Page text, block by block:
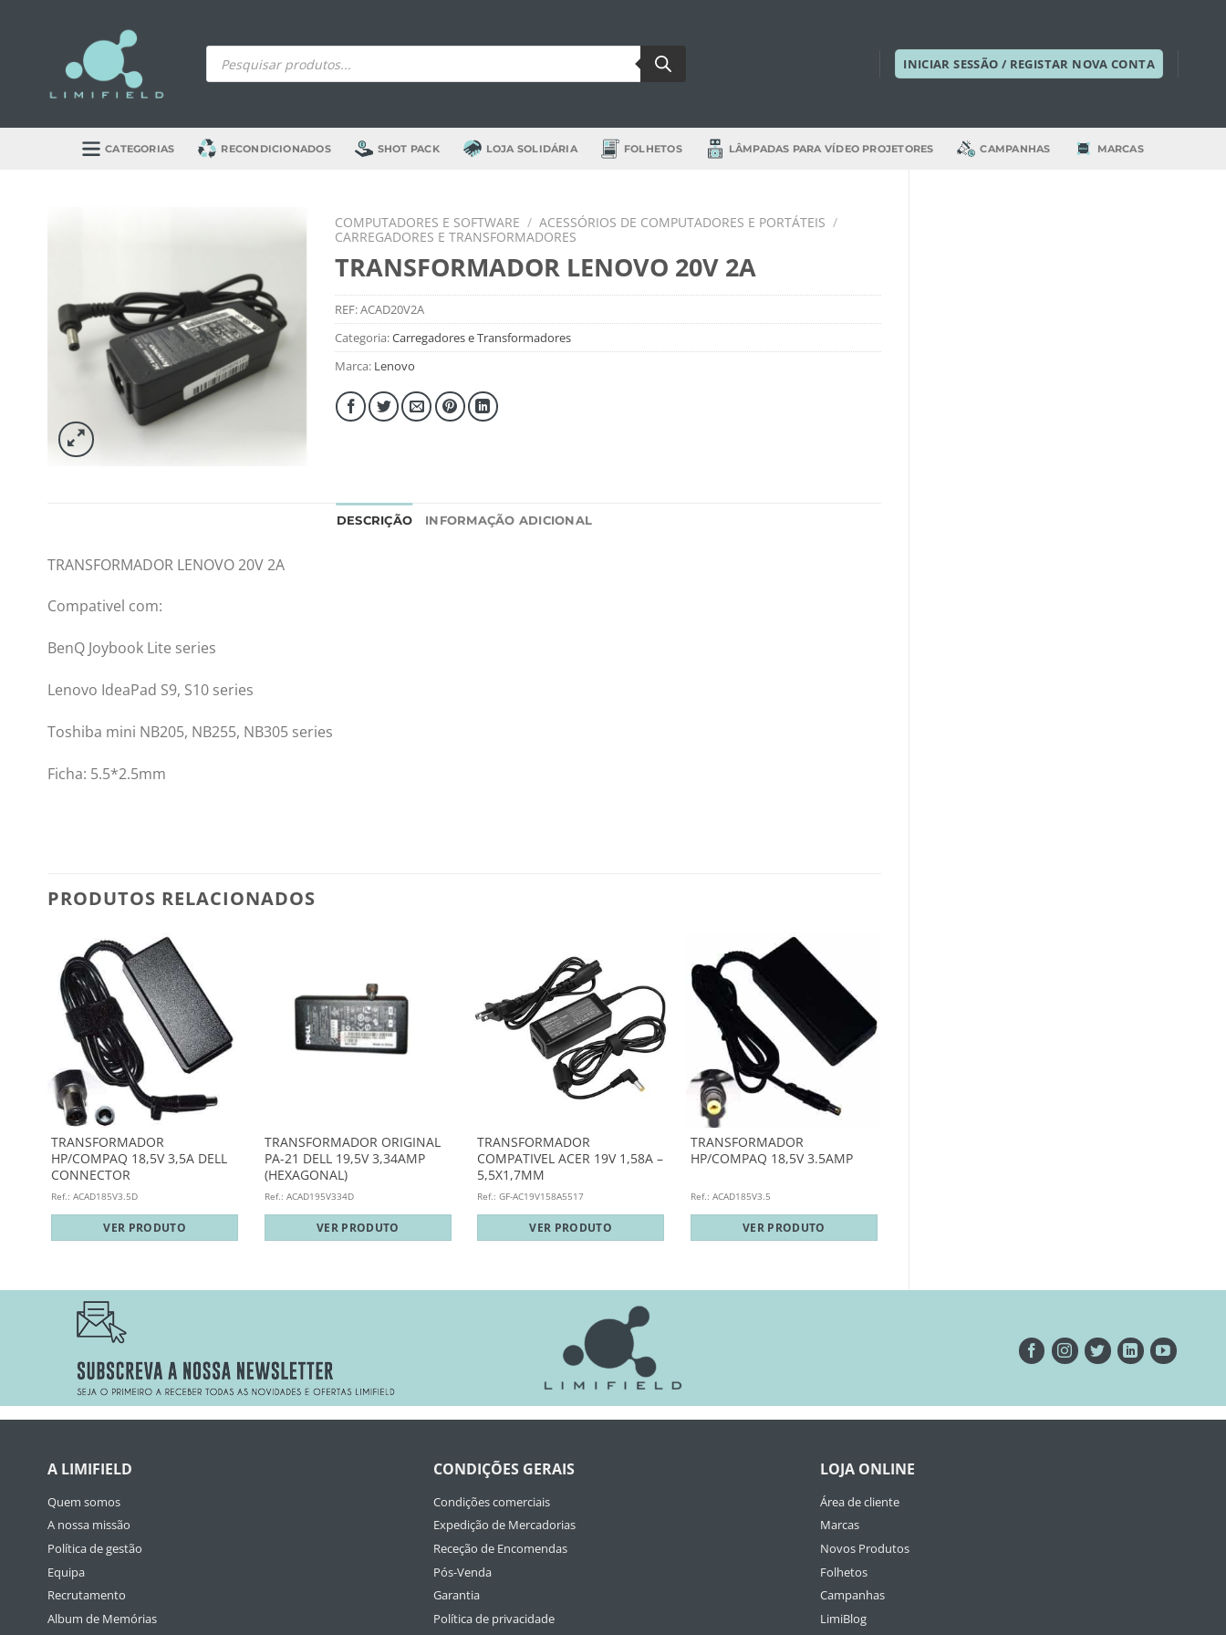
Products
search INICIAR SESSÃO / REGISTAR NOVA CONTA
CATEGORIAS RECONDICIONADOS SHOT PACK LOJA SOLIDÁRIA FOLHETOS LÂMPADAS PARA VÍDEO PROJETORES CAMPANHAS MARCAS
COMPUTADORES E SOFTWARE / ACESSÓRIOS DE COMPUTADORES E PORTÁTEIS /
CARREGADORES E TRANSFORMADORES
TRANSFORMADOR LENOVO 20V 2A
REF:ACAD20V2A
Categoria:Carregadores e Transformadores
Marca: Lenovo
DESCRIÇÃO INFORMAÇÃO ADICIONAL
TRANSFORMADOR LENOVO 20V 2A
Compativel com:
BenQ Joybook Lite series
Lenovo IdeaPad S9, S10 series
Toshiba mini NB205, NB255, NB305 series
Ficha: 5.5*2.5mm
PRODUTOS RELACIONADOS
TRANSFORMADOR
HP/COMPAQ 18,5V 3,5A DELL
CONNECTOR
Ref.: ACAD185V3.5D
VER PRODUTO
TRANSFORMADOR ORIGINAL
PA-21 DELL 19,5V 3,34AMP
(HEXAGONAL)
Ref.: ACAD195V334D
VER PRODUTO
TRANSFORMADOR
COMPATIVEL ACER 19V 1,58A –
5,5X1,7MM
Ref.: GF-AC19V158A5517
VER PRODUTO
TRANSFORMADOR
HP/COMPAQ 18,5V 3.5AMP
Ref.: ACAD185V3.5
VER PRODUTO
A LIMIFIELD
Quem somos
A nossa missão
Política de gestão
Equipa
Recrutamento
Album de Memórias
CONDIÇÕES GERAIS
Condições comerciais
Expedição de Mercadorias
Receção de Encomendas
Pós-Venda
Garantia
Política de privacidade
LOJA ONLINE
Área de cliente
Marcas
Novos Produtos
Folhetos
Campanhas
LimiBlog